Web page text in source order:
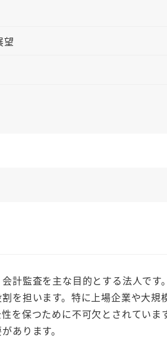
望
計監査を主な目的とする法人です
を担います。特に上場企業や大
を保つために不可欠とされてい
あります。